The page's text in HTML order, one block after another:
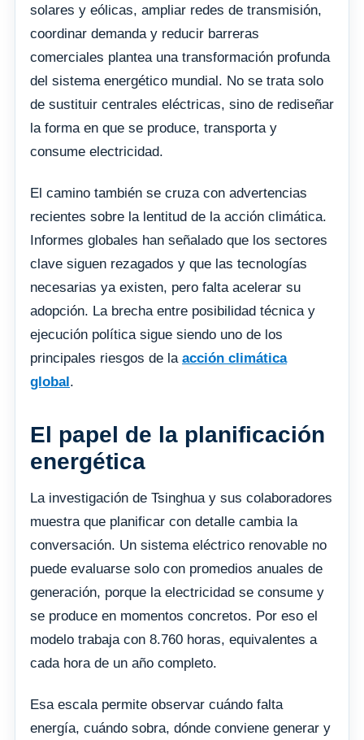
solares y eólicas, ampliar redes de transmisión,
coordinar demanda y reducir barreras
comerciales plantea una transformación profunda
del sistema energético mundial. No se trata solo
de sustituir centrales eléctricas, sino de rediseñar
la forma en que se produce, transporta y
consume electricidad.
El camino también se cruza con advertencias
recientes sobre la lentitud de la acción climática.
Informes globales han señalado que los sectores
clave siguen rezagados y que las tecnologías
necesarias ya existen, pero falta acelerar su
adopción. La brecha entre posibilidad técnica y
ejecución política sigue siendo uno de los
principales riesgos de la acción climática
global .
El papel de la planificación
energética
La investigación de Tsinghua y sus colaboradores
muestra que planificar con detalle cambia la
conversación. Un sistema eléctrico renovable no
puede evaluarse solo con promedios anuales de
generación, porque la electricidad se consume y
se produce en momentos concretos. Por eso el
modelo trabaja con 8.760 horas, equivalentes a
cada hora de un año completo.
Esa escala permite observar cuándo falta
energía, cuándo sobra, dónde conviene generar y